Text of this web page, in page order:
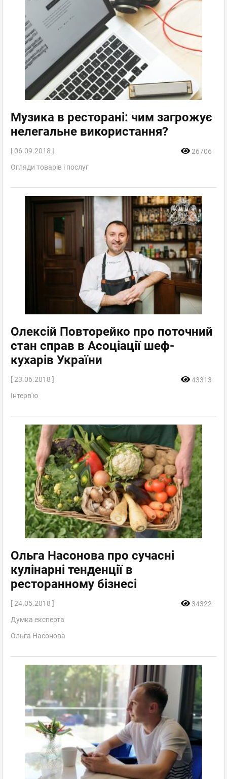
Музика в ресторані: чим загрожує
нелегальне використання?
[ 06.09.2018 ]
26706
Огляди товарів і послуг
Олексій Повторейко про поточний
стан справ в Асоціації шеф-
кухарів України
[ 23.06.2018 ]
43313
Інтерв'ю
Ольга Насонова про сучасні
кулінарні тенденції в
ресторанному бізнесі
[ 24.05.2018 ]
34322
Думка експерта
Ольга Насонова